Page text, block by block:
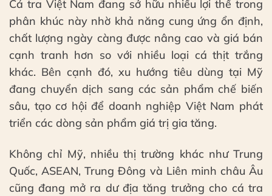
Cá tra Việt Nam đang sở hữu nhiều lợi thế trong
phân khúc này nhờ khả năng cung ứng ổn định,
chất lượng ngày càng được nâng cao và giá bán
cạnh tranh hơn so với nhiều loại cá thịt trắng
khác. Bên cạnh đó, xu hướng tiêu dùng tại Mỹ
đang chuyển dịch sang các sản phẩm chế biến
sâu, tạo cơ hội để doanh nghiệp Việt Nam phát
triển các dòng sản phẩm giá trị gia tăng.
Không chỉ Mỹ, nhiều thị trường khác như Trung
Quốc, ASEAN, Trung Đông và Liên minh châu Âu
cũng đang mở ra dư địa tăng trưởng cho cá tra